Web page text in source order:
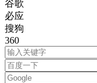
谷歌
必应
搜狗
360